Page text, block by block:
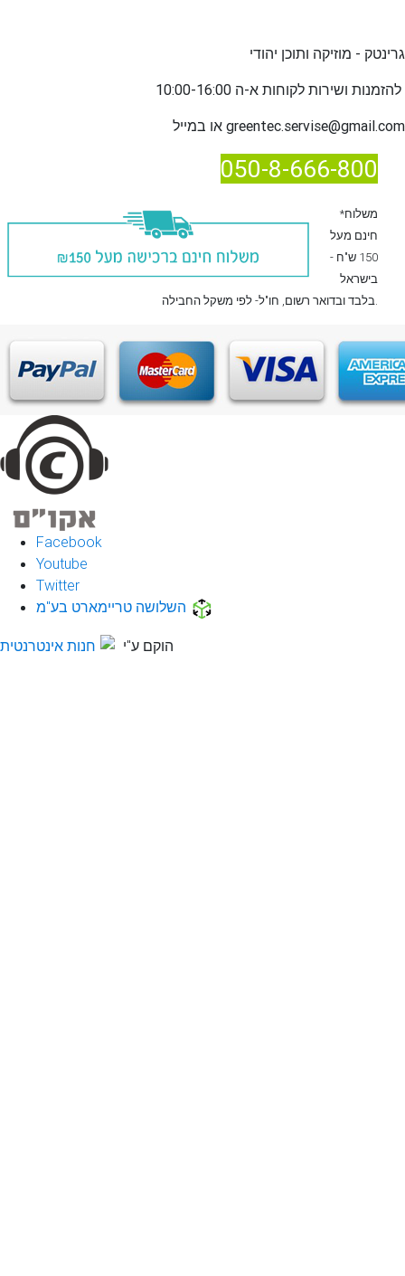
גרינטק - מוזיקה ותוכן יהודי
להזמנות ו
greentec.servise@gmail.com
050-8-666-800
*משלוח
חינם מעל
150 ש"ח -
בישראל
בלבדובדואר רשום , חו"ל- לפי משקל החבילה.
Facebook
Youtube
Twitter
השלושה טריימארט בע"מ
הוקם ע"י חנות אינטרנטית